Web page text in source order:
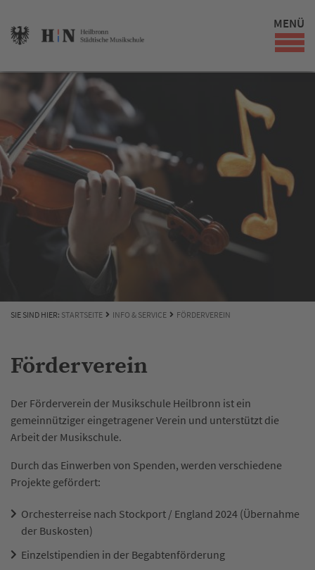
MENÜ
SIE SIND HIER: STARTSEITE INFO & SERVICE FÖRDERVEREIN
Förderverein
Der Förderverein der Musikschule Heilbronn ist ein
gemeinnütziger eingetragener Verein und unterstützt die
Arbeit der Musikschule.
Durch das Einwerben von Spenden, werden verschiedene
Projekte gefördert:
Orchesterreise nach Stockport / England 2024 (Übernahme
der Buskosten)
Einzelstipendien in der Begabtenförderung